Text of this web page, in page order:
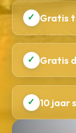
✓ Gratis
✓ Gratis
✓ 10 jaar